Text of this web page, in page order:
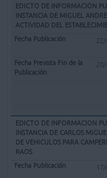
EDICTO DE INFORMACION
INSTANCIA DE MIGUEL
ACTIVIDAD DEL
EDICTO DE INFORMACION
INSTANCIA DE CARLOS
DE VEHICULOS PARA
RAOS